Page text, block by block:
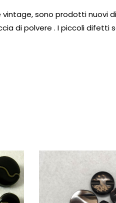
sono prodotti nuovi
di polvere . I piccoli